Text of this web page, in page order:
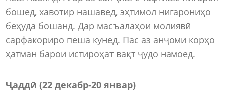
бошед, хавотир нашавед, эҳтимол нигарониҳо
беҳуда бошанд. Дар масъалаҳои молиявӣ
сарфакориро пеша кунед. Пас аз анҷоми корҳо
ҳатман барои истироҳат вақт ҷудо намоед.
Ҷаддӣ (22 декабр-20 январ)